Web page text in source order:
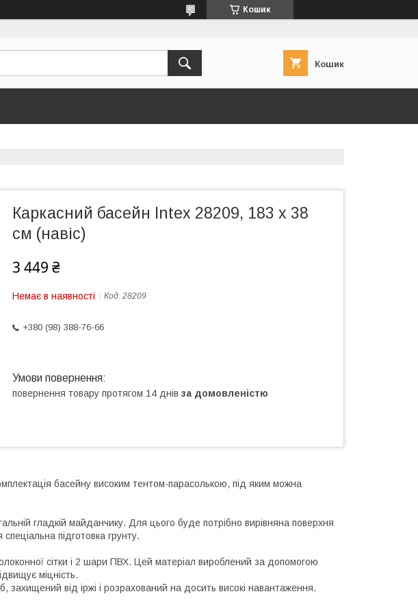
Кошик
Кошик
Каркасний басейн Intex 28209, 183 x 38
см (навіс)
3 449 ₴
Немає в наявності Код: 28209
+380 (98) 388-76-66
повернення товару протягом 14 днів за домовленістю
басейну високим тентом-парасолькою, під яким можна
гладкій майданчику. Для цього буде потрібно вирівняна поверхня
підготовка грунту.
сітки і 2 шари ПВХ. Цей матеріал вироблений за допомогою
міцність.
захищений від іржі і розрахований на досить високі навантаження.